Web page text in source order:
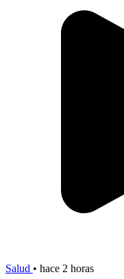
Salud • hace 2 horas